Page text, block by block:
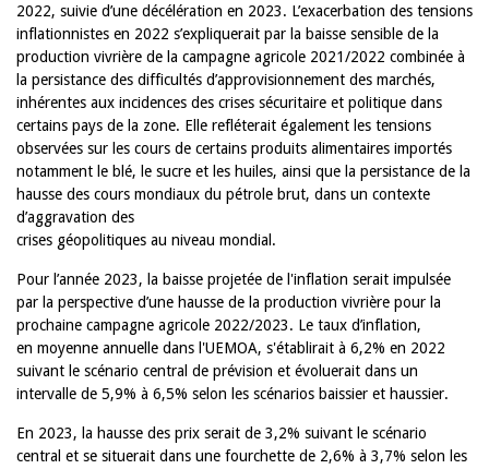
2022, suivie d’une décélération en 2023. L’exacerbation des tensions
inflationnistes en 2022 s’expliquerait par la baisse sensible de la
production vivrière de la campagne agricole 2021/2022 combinée à
la persistance des difficultés d’approvisionnement des marchés,
inhérentes aux incidences des crises sécuritaire et politique dans
certains pays de la zone. Elle refléterait également les tensions
observées sur les cours de certains produits alimentaires importés
notamment le blé, le sucre et les huiles, ainsi que la persistance de la
hausse des cours mondiaux du pétrole brut, dans un contexte
d’aggravation des
crises géopolitiques au niveau mondial.
Pour l’année 2023, la baisse projetée de l'inflation serait impulsée
par la perspective d’une hausse de la production vivrière pour la
prochaine campagne agricole 2022/2023. Le taux d’inflation,
en moyenne annuelle dans l'UEMOA, s'établirait à 6,2% en 2022
suivant le scénario central de prévision et évoluerait dans un
intervalle de 5,9% à 6,5% selon les scénarios baissier et haussier.
En 2023, la hausse des prix serait de 3,2% suivant le scénario
central et se situerait dans une fourchette de 2,6% à 3,7% selon les